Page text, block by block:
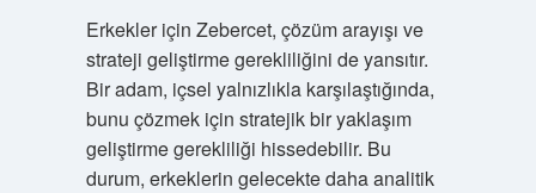
Erkekler için Zebercet, çözüm arayışı ve
strateji geliştirme gerekliliğini de yansıtır.
Bir adam, içsel yalnızlıkla karşılaştığında,
bunu çözmek için stratejik bir yaklaşım
geliştirme gerekliliği hissedebilir. Bu
durum, erkeklerin gelecekte daha analitik